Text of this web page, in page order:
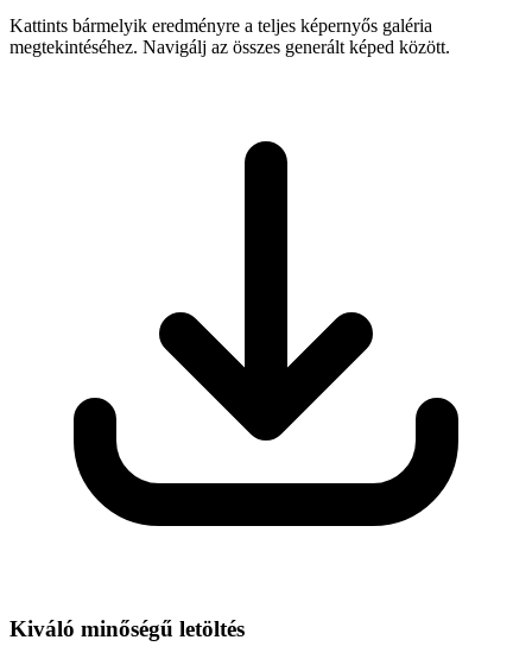
Kattints bármelyik eredményre a teljes képernyős galéria
megtekintéséhez. Navigálj az összes generált képed között.
Kiváló minőségű letöltés